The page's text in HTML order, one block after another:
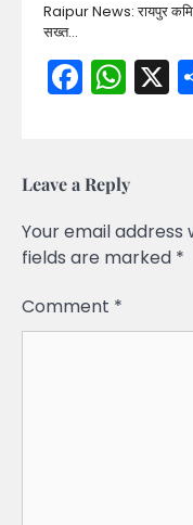
Raipur News: रायपुर
सख्त…
X
Leave a Reply
Your email address
fields are marked *
Comment *